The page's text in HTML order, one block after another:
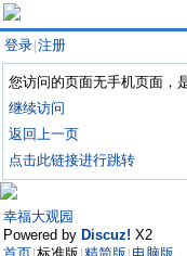
登录 注册
您访问的页面无手机页面，
继续访问
返回上一页
点击此链接进行跳转
幸福大观园
Powered by Discuz! X2